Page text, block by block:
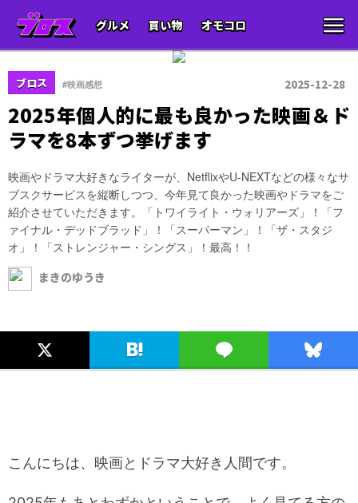
グルメ 買い物 オモコロ
ブロス #映画感想 2025-12-28
2025年個人的に最も良かった映画＆ド
ラマを8本ずつ挙げます
映画やドラマ大好きなライターが、NetflixやU-NEXTなどの様々なサ
ブスクサービスを縦断しつつ、今年見て良かった映画やドラマをご
紹介させていただきます。「トワイライト・ウォリアーズ」！「フ
ァイナル・デッドブラッド」！「スーパーマン」！「ザ・スタジ
オ」！「ストレンジャー・シングス」！最高！！
まきのゆうき
こんにちは、映画とドラマ大好き人間です。